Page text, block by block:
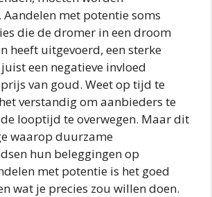
met potentie soms
die de dromer in een droom
heeft uitgevoerd, een sterke
een negatieve invloed
van goud. Weet op tijd te
verstandig om aanbieders te
looptijd te overwegen. Maar dit
waarop duurzame
hun beleggingen op
met potentie is het goed
wat je precies zou willen doen.